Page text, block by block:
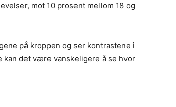
mot 10 prosent mellom 18 og
på kroppen og ser kontrastene i
kan det være vanskeligere å se hvor